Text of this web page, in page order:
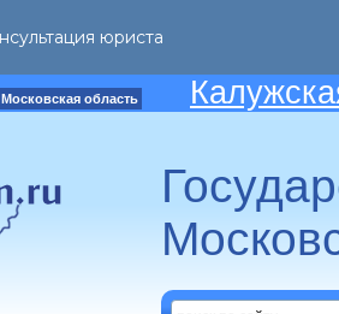
Московская область